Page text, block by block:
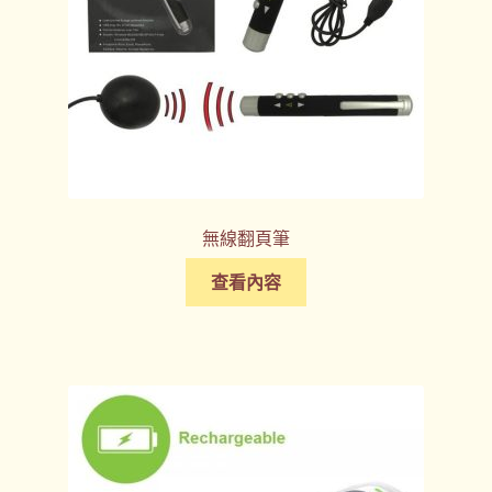
無線翻頁筆
查看內容